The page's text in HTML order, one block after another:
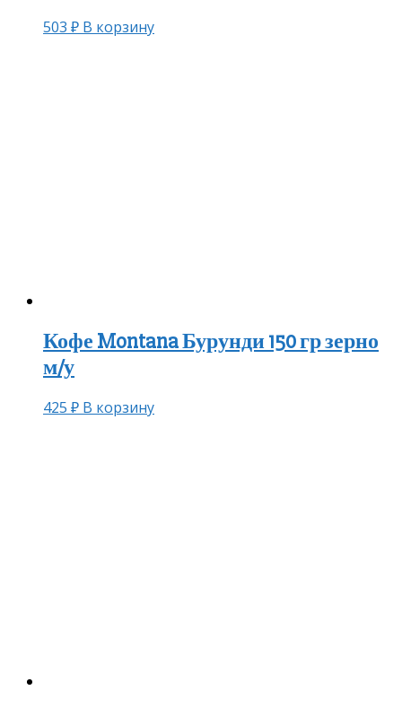
503 ₽ В корзину
Кофе Montana Бурунди 150 гр зерно
м/у
425 ₽ В корзину